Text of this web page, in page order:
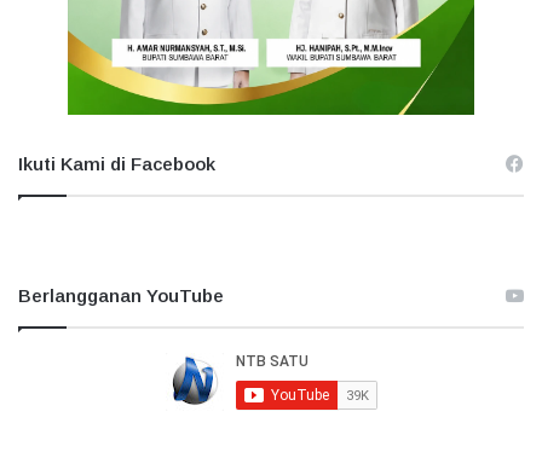
Ikuti Kami di Facebook
Berlangganan YouTube